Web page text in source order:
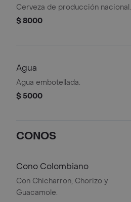
Cerveza de producción nacional.
$ 8000
Agua
Agua embotellada.
$ 5000
CONOS
Cono Colombiano
Con Chicharron, Chorizo y
Guacamole.